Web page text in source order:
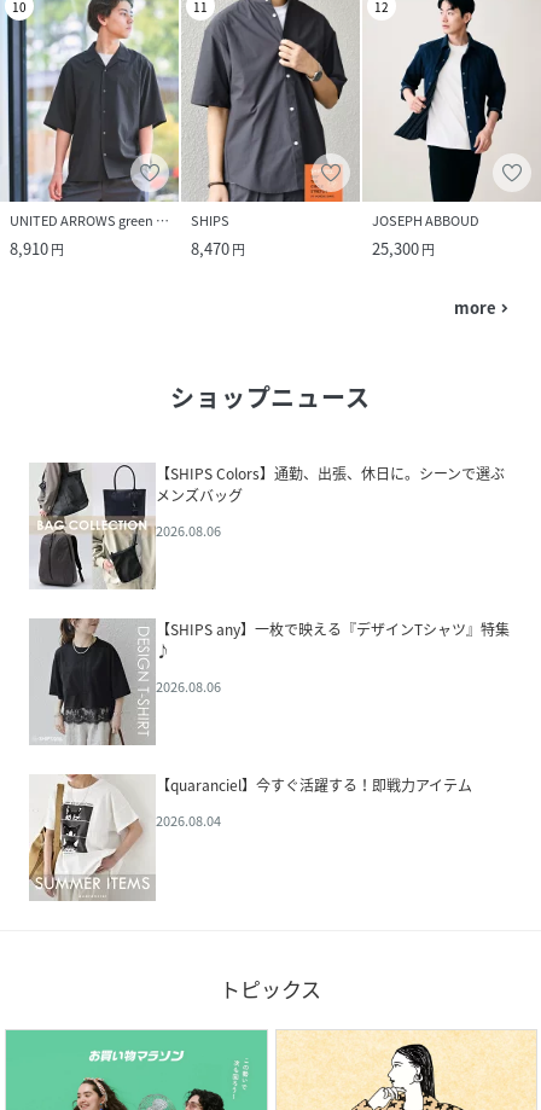
10
UNITED ARROWS green label relaxing
8,910円
11
SHIPS
8,470円
12
JOSEPH ABBOUD
25,300円
more navigate_next
ショップニュース
【SHIPS Colors】通勤、出張、休日に。シーンで選ぶ
メンズバッグ
2026.08.06
【SHIPS any】一枚で映える『デザインTシャツ』特集
♪
2026.08.06
【quaranciel】今すぐ活躍する！即戦力アイテム
2026.08.04
トピックス